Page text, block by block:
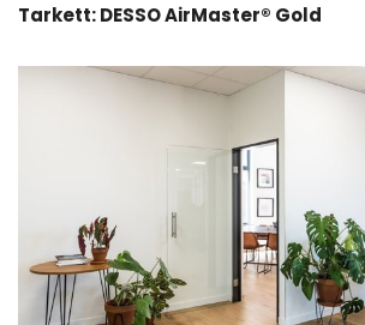
Tarkett: DESSO AirMaster® Gold